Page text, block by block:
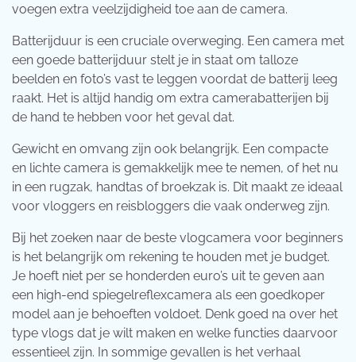
voegen extra veelzijdigheid toe aan de camera.
Batterijduur is een cruciale overweging. Een camera met
een goede batterijduur stelt je in staat om talloze
beelden en foto’s vast te leggen voordat de batterij leeg
raakt. Het is altijd handig om extra camerabatterijen bij
de hand te hebben voor het geval dat.
Gewicht en omvang zijn ook belangrijk. Een compacte
en lichte camera is gemakkelijk mee te nemen, of het nu
in een rugzak, handtas of broekzak is. Dit maakt ze ideaal
voor vloggers en reisbloggers die vaak onderweg zijn.
Bij het zoeken naar de beste vlogcamera voor beginners
is het belangrijk om rekening te houden met je budget.
Je hoeft niet per se honderden euro’s uit te geven aan
een high-end spiegelreflexcamera als een goedkoper
model aan je behoeften voldoet. Denk goed na over het
type vlogs dat je wilt maken en welke functies daarvoor
essentieel zijn. In sommige gevallen is het verhaal